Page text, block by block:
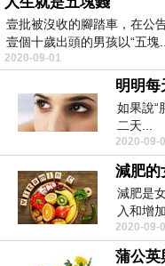
壹批被沒收的腳踏車，在公
壹個十歲出頭的男孩以“五塊...
2020-09-01
如果說“
二天...
2020-09-
減肥的
減肥是
入和增
食，壹
2020-09-
蒲公英